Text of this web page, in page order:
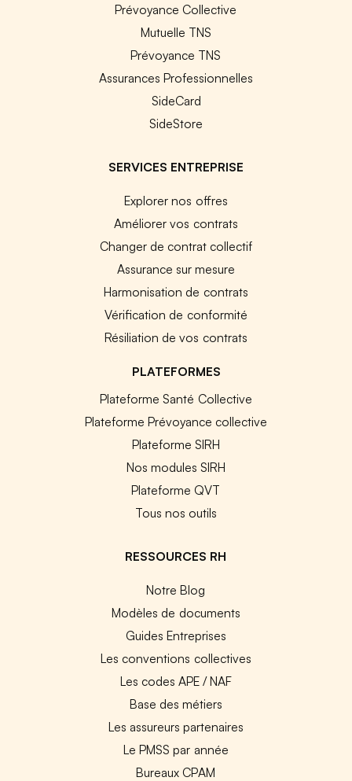
Prévoyance Collective
Mutuelle TNS
Prévoyance TNS
Assurances Professionnelles
SideCard
SideStore
SERVICES ENTREPRISE
Explorer nos offres
Améliorer vos contrats
Changer de contrat collectif
Assurance sur mesure
Harmonisation de contrats
Vérification de conformité
Résiliation de vos contrats
PLATEFORMES
Plateforme Santé Collective
Plateforme Prévoyance collective
Plateforme SIRH
Nos modules SIRH
Plateforme QVT
Tous nos outils
RESSOURCES RH
Notre Blog
Modèles de documents
Guides Entreprises
Les conventions collectives
Les codes APE / NAF
Base des métiers
Les assureurs partenaires
Le PMSS par année
Bureaux CPAM